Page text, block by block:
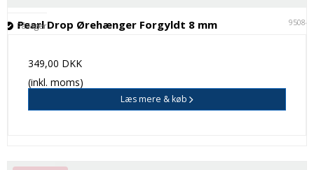
Pearl Drop Ørehænger Forgyldt 8 mm 95084
På lager
349,00 DKK
(inkl. moms)
Læs mere & køb